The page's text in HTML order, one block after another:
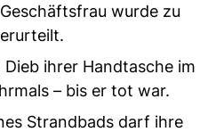
wurde zu
ihrer Handtasche im
– bis er tot war.
Strandbads darf ihre